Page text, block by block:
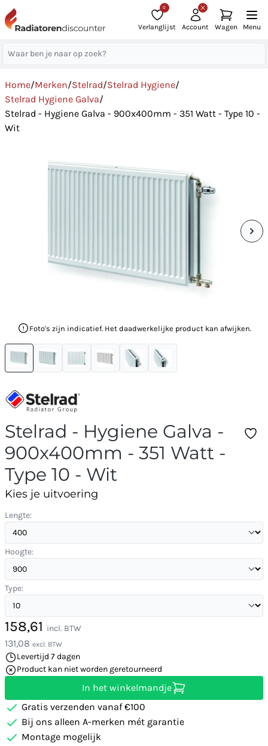
0
Verlanglijst Account Wagen Menu
Home/Merken/Stelrad/Stelrad Hygiene/
Stelrad Hygiene Galva/
Stelrad - Hygiene Galva - 900x400mm - 351 Watt - Type 10 -
Wit
Foto's zijn indicatief. Het daadwerkelijke product kan afwijken.
Stelrad - Hygiene Galva -
900x400mm - 351 Watt -
Type 10 - Wit
Kies je uitvoering
Lengte:
Hoogte:
Type:
158,61 incl. BTW
131,08 excl. BTW
Levertijd 7 dagen
Product kan niet worden geretourneerd
In het winkelmandje
Gratis verzenden vanaf €100
Bij ons alleen A-merken mét garantie
Montage mogelijk